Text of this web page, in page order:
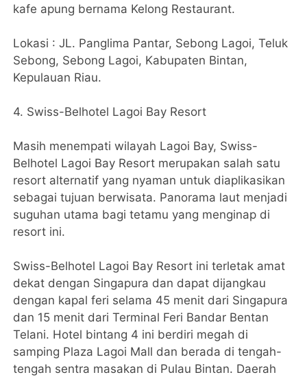
kafe apung bernama Kelong Restaurant.
Lokasi : JL. Panglima Pantar, Sebong Lagoi, Teluk
Sebong, Sebong Lagoi, Kabupaten Bintan,
Kepulauan Riau.
4. Swiss-Belhotel Lagoi Bay Resort
Masih menempati wilayah Lagoi Bay, Swiss-
Belhotel Lagoi Bay Resort merupakan salah satu
resort alternatif yang nyaman untuk diaplikasikan
sebagai tujuan berwisata. Panorama laut menjadi
suguhan utama bagi tetamu yang menginap di
resort ini.
Swiss-Belhotel Lagoi Bay Resort ini terletak amat
dekat dengan Singapura dan dapat dijangkau
dengan kapal feri selama 45 menit dari Singapura
dan 15 menit dari Terminal Feri Bandar Bentan
Telani. Hotel bintang 4 ini berdiri megah di
samping Plaza Lagoi Mall dan berada di tengah-
tengah sentra masakan di Pulau Bintan. Daerah